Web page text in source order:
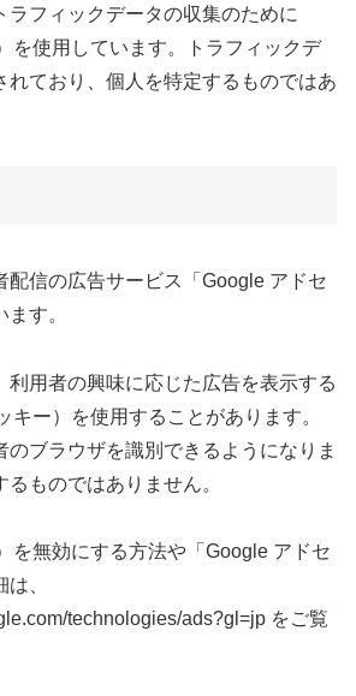
ラフィックデータの収集のために
を使用しています。トラフィックデ
れており、個人を特定するものではあ
配信の広告サービス「Google アドセ
す。
利用者の興味に応じた広告を表示する
キー）を使用することがあります。
のブラウザを識別できるようになりま
ものではありません。
を無効にする方法や「Google アドセ
、
technologies/ads?gl=jp をご覧